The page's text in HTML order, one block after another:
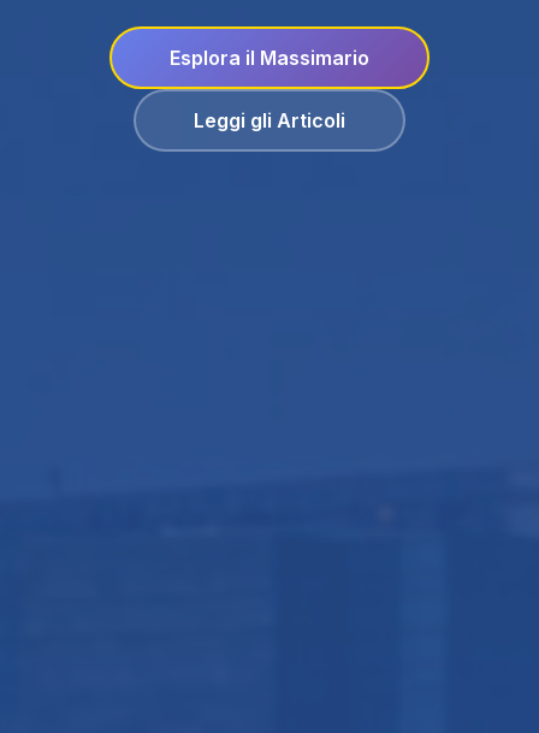
Esplora il Massimario
Leggi gli Articoli